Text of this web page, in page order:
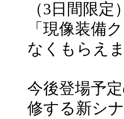
（3日間限定
「現像装備
なくもらえま
今後登場予
修する新シ